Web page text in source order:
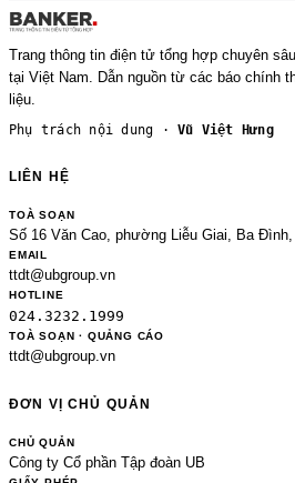
Trang thông tin điện tử tổng hợp chuyên
tại Việt Nam. Dẫn nguồn từ các báo chính
liệu.
Phụ trách nội dung ·Vũ Việt Hưng
LIÊN HỆ
TOÀ SOẠN
Số 16 Văn Cao, phường Liễu Giai, Ba Đình,
EMAIL
ttdt@ubgroup.vn
HOTLINE
024.3232.1999
TOÀ SOẠN · QUẢNG CÁO
ttdt@ubgroup.vn
ĐƠN VỊ CHỦ QUẢN
CHỦ QUẢN
Công ty Cổ phần Tập đoàn UB